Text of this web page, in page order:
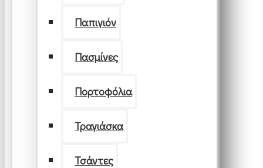
Παπιγιόν
Πασμίνες
Πορτοφόλια
Τραγιάσκα
Τσάντες